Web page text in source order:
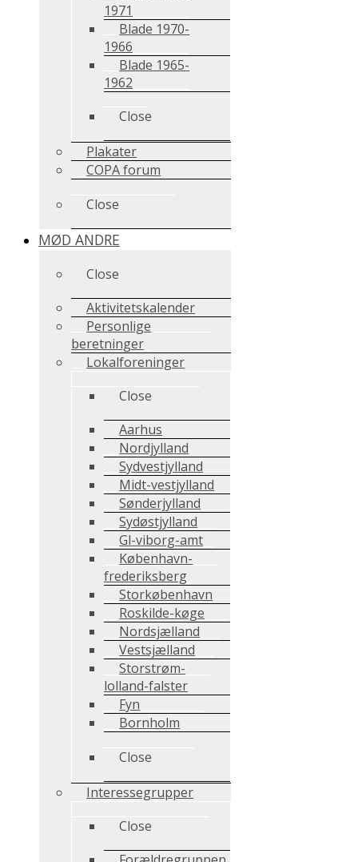
1971
Blade 1970-
1966
Blade 1965-
1962
Close
Plakater
COPA forum
Close
MØD ANDRE
Close
Aktivitetskalender
Personlige
beretninger
Lokalforeninger
Close
Aarhus
Nordjylland
Sydvestjylland
Midt-vestjylland
Sønderjylland
Sydøstjylland
Gl-viborg-amt
København-
frederiksberg
Storkøbenhavn
Roskilde-køge
Nordsjælland
Vestsjælland
Storstrøm-
lolland-falster
Fyn
Bornholm
Close
Interessegrupper
Close